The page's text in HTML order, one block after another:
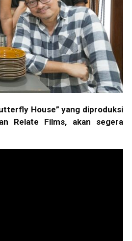
House” yang diproduksi
Relate Films, akan segera